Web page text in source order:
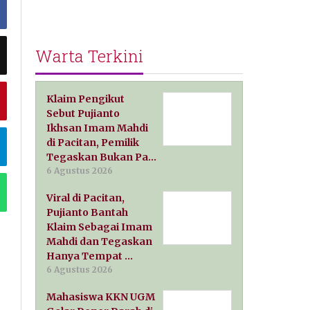
Warta Terkini
Klaim Pengikut
Sebut Pujianto
Ikhsan Imam Mahdi
di Pacitan, Pemilik
Tegaskan Bukan Pa…
6 Agustus 2026
Viral di Pacitan,
Pujianto Bantah
Klaim Sebagai Imam
Mahdi dan Tegaskan
Hanya Tempat …
6 Agustus 2026
Mahasiswa KKN UGM